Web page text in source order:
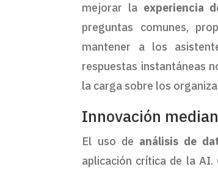
mejorar la experiencia
preguntas comunes,
mantener a los
respuestas instantáneas
la carga sobre los
Innovación
El uso de análisis de
aplicación crítica de la